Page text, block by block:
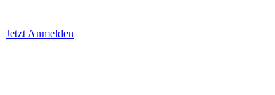
Jetzt Anmelden